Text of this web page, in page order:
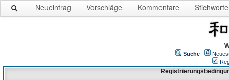
Neueintrag Vorschläge Kommentare Stichworte
Suche